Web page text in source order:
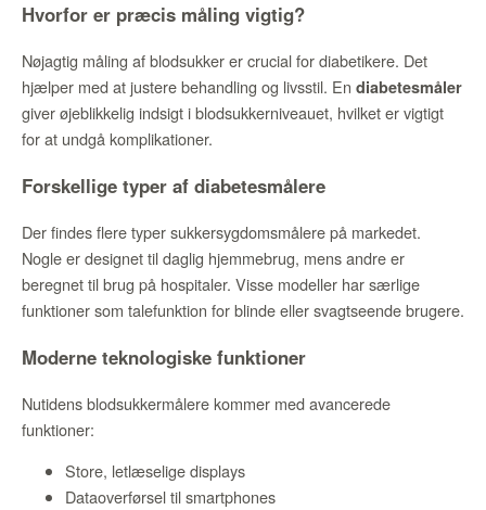
Hvorfor er præcis måling vigtig?
Nøjagtig måling af blodsukker er crucial for diabetikere. Det
hjælper med at justere behandling og livsstil. En diabetesmåler
giver øjeblikkelig indsigt i blodsukkerniveauet, hvilket er vigtigt
for at undgå komplikationer.
Forskellige typer af diabetesmålere
Der findes flere typer sukkersygdomsmålere på markedet.
Nogle er designet til daglig hjemmebrug, mens andre er
beregnet til brug på hospitaler. Visse modeller har særlige
funktioner som talefunktion for blinde eller svagtseende brugere.
Moderne teknologiske funktioner
Nutidens blodsukkermålere kommer med avancerede
funktioner:
Store, letlæselige displays
Dataoverførsel til smartphones